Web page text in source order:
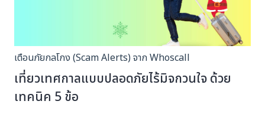
เตือนภัยกลโกง (Scam Alerts) จาก Whoscall
เที่ยวเทศกาลแบบปลอดภัยไร้มิจกวนใจ ด้วย
เทคนิค 5 ข้อ